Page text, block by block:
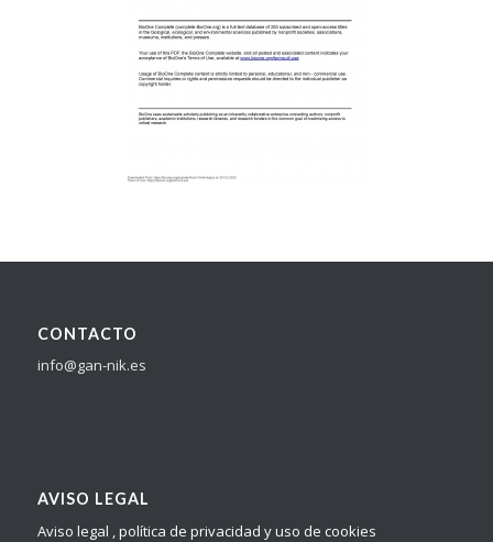
CONTACTO
info@gan-nik.es
AVISO LEGAL
Aviso legal , política de privacidad y uso de cookies